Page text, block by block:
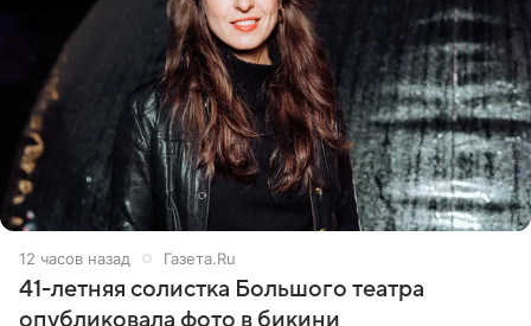
12 часов назад Газета.Ru
41-летняя солистка Большого театра
опубликовала фото в бикини